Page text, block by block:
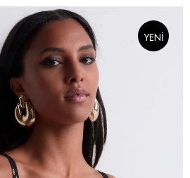
YENI